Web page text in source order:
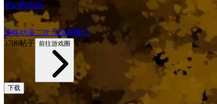
梦幻模拟战
6.8
策略动漫二次元战棋魔幻
3706帖子 前往游戏圈
下载